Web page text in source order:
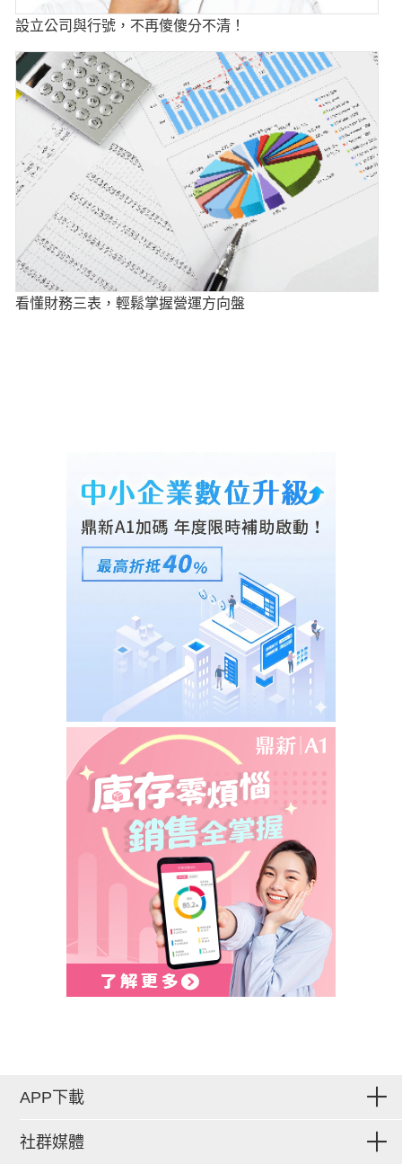
設立公司與行號，不再傻傻分不清！
看懂財務三表，輕鬆掌握營運方向盤
APP下載
社群媒體